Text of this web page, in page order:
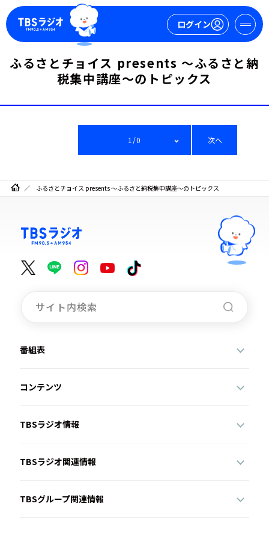
ログイン
マイページ
ログイン 新規会員登録
週間番組表
トピックス
TBS Podcast
お知らせ
YouTube
ふるさとチョイス presents ～ふるさと納
税集中講座～のトピックス
1/0 次へ
ふるさとチョイス presents ～ふるさと納税集中講座～のトピックス
番組表
コンテンツ
TBSラジオ情報
TBSラジオ関連情報
TBSグループ関連情報